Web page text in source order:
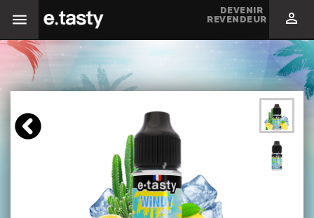
DEVENIR
REVENDEUR
